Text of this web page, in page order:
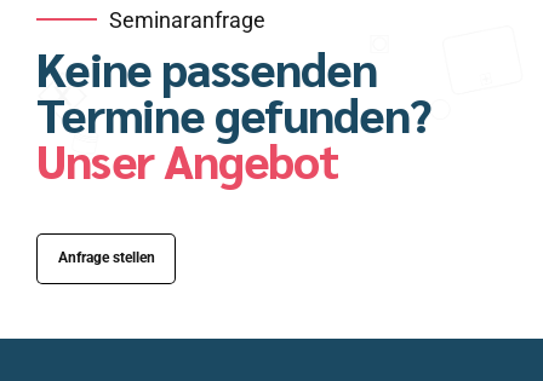
Seminaranfrage
Keine passenden
Termine gefunden?
Unser Angebot
Anfrage stellen